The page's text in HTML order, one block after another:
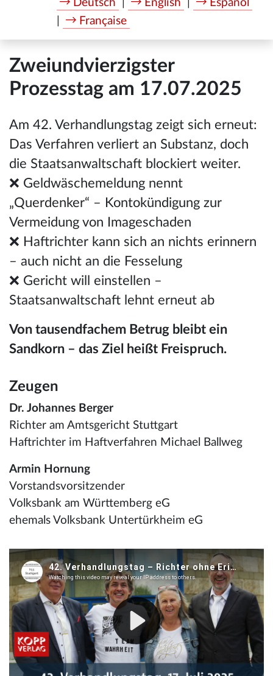
Deutsch English
Español
Française
Zweiundvierzigster
Prozesstag am 17.07.2025
Am 42. Verhandlungstag zeigt sich erneut:
Das Verfahren verliert an Substanz, doch
die Staatsanwaltschaft blockiert weiter.
❌ Geldwäschemeldung nennt
„Querdenker“ – Kontokündigung zur
Vermeidung von Imageschaden
❌ Haftrichter kann sich an nichts erinnern
– auch nicht an die Fesselung
❌ Gericht will einstellen –
Staatsanwaltschaft lehnt erneut ab
Von tausendfachem Betrug bleibt ein
Sandkorn – das Ziel heißt Freispruch.
Zeugen
Dr. Johannes Berger
Richter am Amtsgericht Stuttgart
Haftrichter im Haftverfahren Michael Ballweg
Armin Hornung
Vorstandsvorsitzender
Volksbank am Württemberg eG
ehemals Volksbank Untertürkheim eG